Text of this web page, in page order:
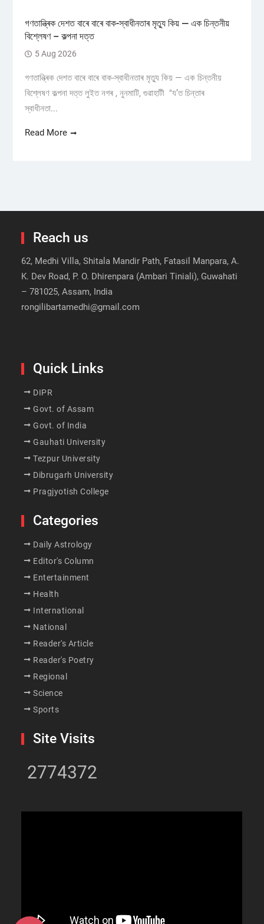
গণতান্ত্ৰিক দেশত বাৰে বাৰে বাক-স্বাধীনতাৰ মৃত্যু কিয় — এক চিন্তনীয়
বিশ্লেষণ – কল্পনা দত্ত
5 Aug 2026
গণতান্ত্ৰিক দেশত বাৰে বাৰে বাক-স্বাধীনতাৰ মৃত্যু কিয় — এক চিন্তনীয়
বিশ্লেষণ কল্পনা দত্ত লুইত নগৰ , নুনমাটি, গুৱাহাটী "য’ত চিন্তাৰ
স্বাধীনতা...
Read More
Reach us
62, Medhi Villa, Shitala Mandir Path, Fatasil Manpara, A.
K. Dev Road, P. O. Dhirenpara (Ambari Tiniali), Guwahati
– 781025, Assam, India
rongilibartamedhi@gmail.com
Quick Links
DIPR
Govt. of Assam
Govt. of India
Gauhati University
Tezpur University
Dibrugarh University
Pragjyotish College
Categories
Daily Astrology
Editor's Column
Entertainment
Health
International
National
Reader's Article
Reader's Poetry
Regional
Science
Sports
Site Visits
2774372